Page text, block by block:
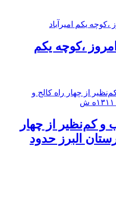
،کوچه یکم
و کم‌نظیر از چهار
البرز حدود